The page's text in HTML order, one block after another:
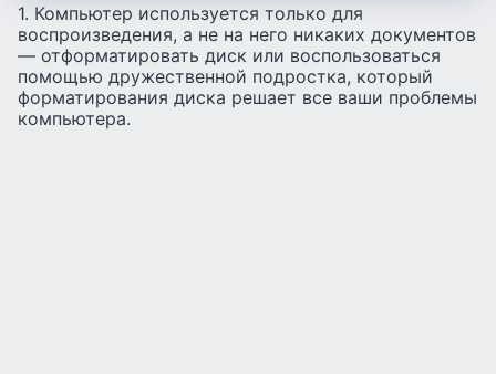
1. Компьютер используется только для
воспроизведения, а не на него никаких документов
— отформатировать диск или воспользоваться
помощью дружественной подростка, который
форматирования диска решает все ваши проблемы
компьютера.